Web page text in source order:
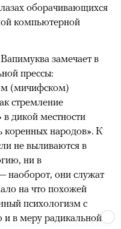
оборачивающихся
компьютерной
замечает в
прессы:
(мичифском)
стремление
в дикой местности
коренных народов». К
не выливаются в
ни в
наоборот, они служат
на что похожей
психологизм с
и в меру радикальной